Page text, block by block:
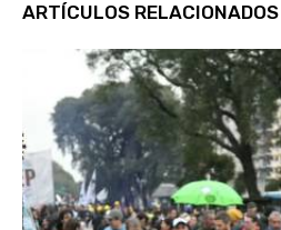
ARTÍCULOS RELACIONADOS